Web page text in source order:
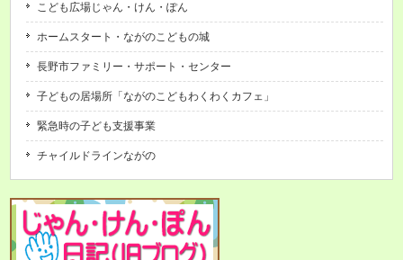
こども広場じゃん・けん・ぽん
ホームスタート・ながのこどもの城
長野市ファミリー・サポート・センター
子どもの居場所「ながのこどもわくわくカフェ」
緊急時の子ども支援事業
チャイルドラインながの